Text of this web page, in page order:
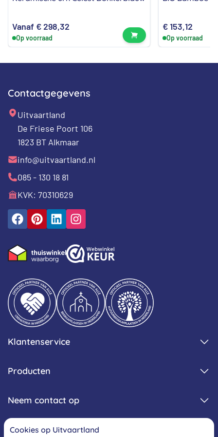
Vanaf €298,32
Op voorraad Bekijk product
€153,12
Op voorraad
Contactgegevens
Uitvaartland
De Friese Poort 106
1823 BT Alkmaar
info@uitvaartland.nl
085 - 130 18 81
KVK: 70310629
Klantenservice
Producten
Neem contact op
Cookies op Uitvaartland